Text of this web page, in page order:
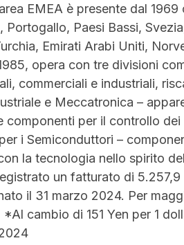
EMEA è presente dal
Portogallo, Paesi Bassi,
Emirati Arabi Uniti,
opera con tre divisioni
commerciali e industriali,
e Meccatronica –
componenti per il controllo
i Semiconduttori –
la tecnologia nello spirito
un fatturato di
il 31 marzo 2024. Per
cambio di 151 Yen per 1